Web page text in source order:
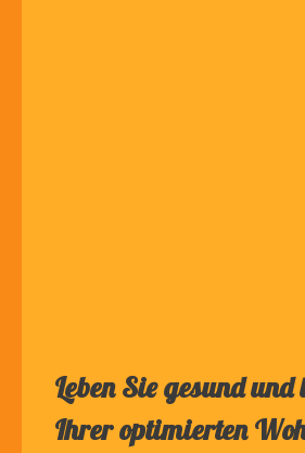
Leben Sie gesund
Ihrer optimierten